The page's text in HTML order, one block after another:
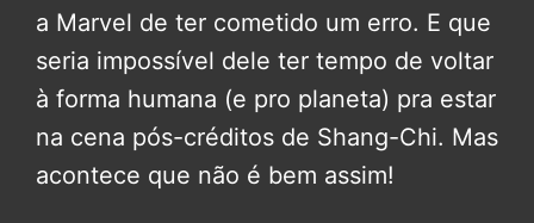
a Marvel de ter cometido um erro. E que
seria impossível dele ter tempo de voltar
à forma humana (e pro planeta) pra estar
na cena pós-créditos de Shang-Chi. Mas
acontece que não é bem assim!